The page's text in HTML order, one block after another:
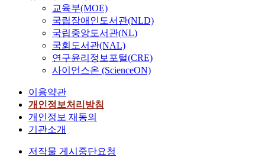
교육부(MOE)
국립장애인도서관(NLD)
국립중앙도서관(NL)
국회도서관(NAL)
연구윤리정보포털(CRE)
사이언스온 (ScienceON)
이용약관
개인정보처리방침
개인정보 재동의
기관소개
저작물 게시중단요청